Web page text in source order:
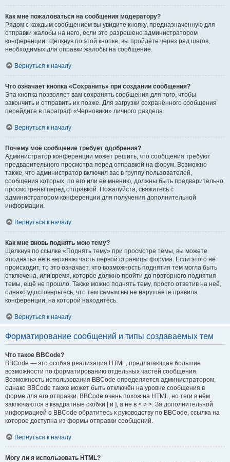
Как мне пожаловаться на сообщения модератору?
Рядом с каждым сообщением вы увидите кнопку, предназначенную для
отправки жалобы на него, если это разрешено администратором
конференции. Щёлкнув по этой кнопке, вы пройдёте через ряд шагов,
необходимых для оправки жалобы на сообщение.
Вернуться к началу
Что означает кнопка «Сохранить» при создании сообщения?
Эта кнопка позволяет вам сохранять сообщения для того, чтобы
закончить и отправить их позже. Для загрузки сохранённого сообщения
перейдите в параграф «Черновики» личного раздела.
Вернуться к началу
Почему моё сообщение требует одобрения?
Администратор конференции может решить, что сообщения требуют
предварительного просмотра перед отправкой на форум. Возможно
также, что администратор включил вас в группу пользователей,
сообщения которых, по его или её мнению, должны быть предварительно
просмотрены перед отправкой. Пожалуйста, свяжитесь с
администратором конференции для получения дополнительной
информации.
Вернуться к началу
Как мне вновь поднять мою тему?
Щёлкнув по ссылке «Поднять тему» при просмотре темы, вы можете
«поднять» её в верхнюю часть первой страницы форума. Если этого не
происходит, то это означает, что возможность поднятия тем могла быть
отключена, или время, которое должно пройти до повторного поднятия
темы, ещё не прошло. Также можно поднять тему, просто ответив на неё,
однако удостоверьтесь, что тем самым вы не нарушаете правила
конференции, на которой находитесь.
Вернуться к началу
Форматирование сообщений и типы создаваемых тем
Что такое BBCode?
BBCode — это особая реализация HTML, предлагающая большие
возможности по форматированию отдельных частей сообщения.
Возможность использования BBCode определяется администратором,
однако BBCode также может быть отключён на уровне сообщения в
форме для его отправки. BBCode очень похож на HTML, но теги в нём
заключаются в квадратные скобки [ и ], а не в < и >. За дополнительной
информацией о BBCode обратитесь к руководству по BBCode, ссылка на
которое доступна из формы отправки сообщений.
Вернуться к началу
Могу ли я использовать HTML?